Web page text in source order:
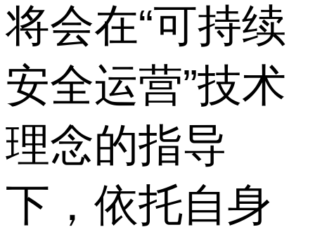
将会在“可持续
安全运营”技术
理念的指导
下，依托自身